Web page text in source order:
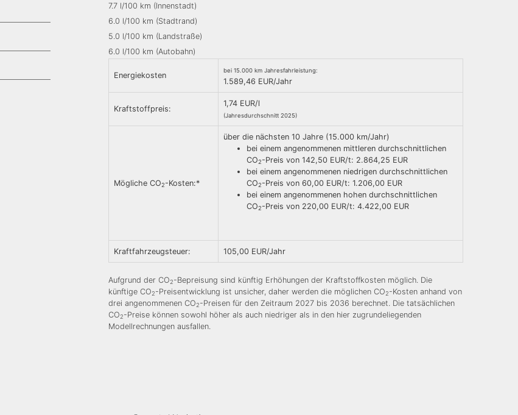
7.7 l/100 km (Innenstadt)
6.0 l/100 km (Stadtrand)
5.0 l/100 km (Landstraße)
6.0 l/100 km (Autobahn)
Energiekosten
bei 15.000 km Jahresfahrleistung:
1.589,46 EUR/Jahr
Kraftstoffpreis:
1,74 EUR/l
(Jahresdurchschnitt 2025)
Mögliche CO2-Kosten:*
über die nächsten 10 Jahre (15.000 km/Jahr)
bei einem angenommenen mittleren durchschnittlichen
CO2-Preis von 142,50 EUR/t: 2.864,25 EUR
bei einem angenommenen niedrigen durchschnittlichen
CO2-Preis von 60,00 EUR/t: 1.206,00 EUR
bei einem angenommenen hohen durchschnittlichen
CO2-Preis von 220,00 EUR/t: 4.422,00 EUR
Kraftfahrzeugsteuer: 105,00 EUR/Jahr
Aufgrund der CO2-Bepreisung sind künftig Erhöhungen der Kraftstoffkosten möglich. Die
künftige CO2-Preisentwicklung ist unsicher, daher werden die möglichen CO2-Kosten anhand von
drei angenommenen CO2-Preisen für den Zeitraum 2027 bis 2036 berechnet. Die tatsächlichen
CO2-Preise können sowohl höher als auch niedriger als in den hier zugrundeliegenden
Modellrechnungen ausfallen.